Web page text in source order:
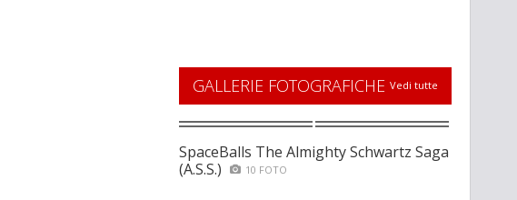
GALLERIE FOTOGRAFICHE Vedi tutte
SpaceBalls The Almighty Schwartz Saga
(A.S.S.)
10 FOTO